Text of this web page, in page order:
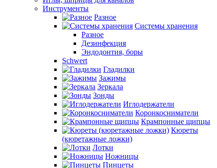
Инструменты
Разное
Системы хранения
Разное
Дезинфекция
Эндодонтия, боры
Schwert
Гладилки
Зажимы
Зеркала
Зонды
Иглодержатели
Коронкосниматели
Крампонные щипцы
Кюреты
(кюретажные ложки)
Лотки
Ножницы
Пинцеты